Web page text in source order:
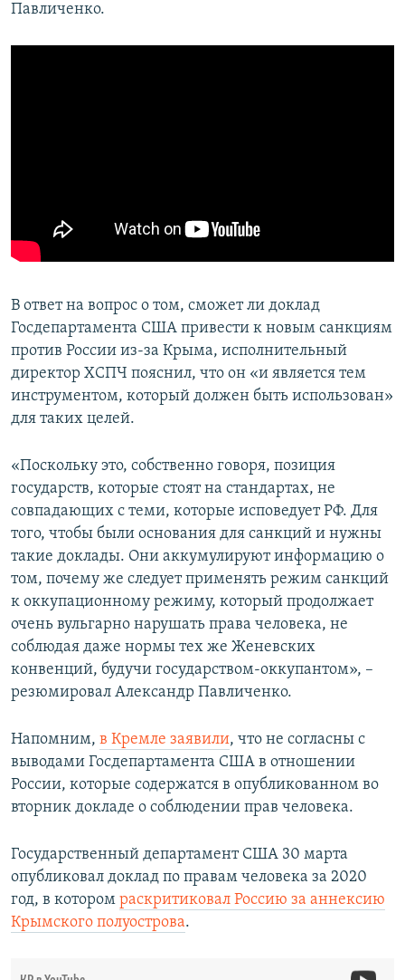
Павличенко.
В ответ на вопрос о том, сможет ли доклад
Госдепартамента США привести к новым санкциям
против России из-за Крыма, исполнительный
директор ХСПЧ пояснил, что он «и является тем
инструментом, который должен быть использован»
для таких целей.
«Поскольку это, собственно говоря, позиция
государств, которые стоят на стандартах, не
совпадающих с теми, которые исповедует РФ. Для
того, чтобы были основания для санкций и нужны
такие доклады. Они аккумулируют информацию о
том, почему же следует применять режим санкций
к оккупационному режиму, который продолжает
очень вульгарно нарушать права человека, не
соблюдая даже нормы тех же Женевских
конвенций, будучи государством-оккупантом», –
резюмировал Александр Павличенко.
Напомним, в Кремле заявили, что не согласны с
выводами Госдепартамента США в отношении
России, которые содержатся в опубликованном во
вторник докладе о соблюдении прав человека.
Государственный департамент США 30 марта
опубликовал доклад по правам человека за 2020
год, в котором раскритиковал Россию за аннексию
Крымского полуострова.